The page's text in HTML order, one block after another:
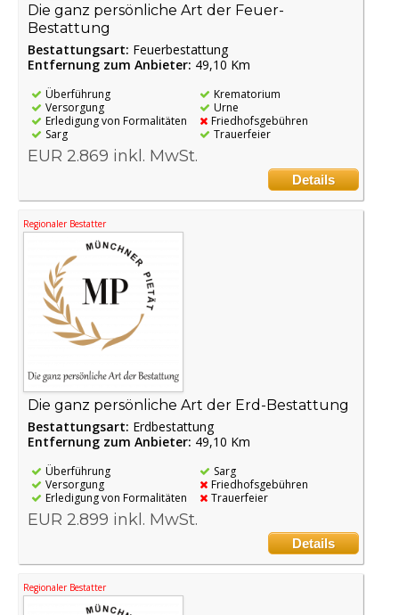
Die ganz persönliche Art der Feuer-
Bestattung
Bestattungsart: Feuerbestattung
Entfernung zum Anbieter: 49,10 Km
Überführung
Versorgung
Erledigung von Formalitäten
Sarg
Krematorium
Urne
Friedhofsgebühren
Trauerfeier
EUR 2.869 inkl. MwSt.
Details
Regionaler Bestatter
Die ganz persönliche Art der Erd-Bestattung
Bestattungsart: Erdbestattung
Entfernung zum Anbieter: 49,10 Km
Überführung
Versorgung
Erledigung von Formalitäten
Sarg
Friedhofsgebühren
Trauerfeier
EUR 2.899 inkl. MwSt.
Details
Regionaler Bestatter